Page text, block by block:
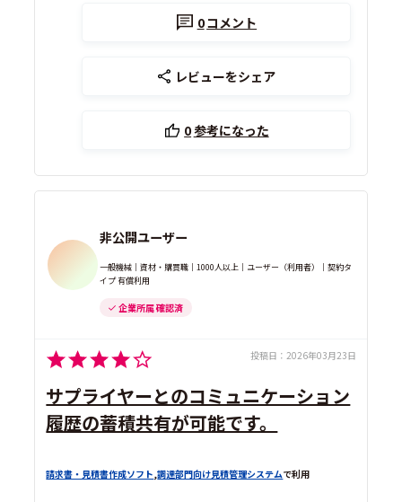
0コメント
レビューをシェア
0参考になった
非公開ユーザー
一般機械｜資材・購買職｜1000人以上｜ユーザー（利用者）｜契約タ
イプ 有償利用
企業所属 確認済
投稿日： 2026年03月23日
サプライヤーとのコミュニケーション
履歴の蓄積共有が可能です。
請求書・見積書作成ソフト,調達部門向け見積管理システムで利用